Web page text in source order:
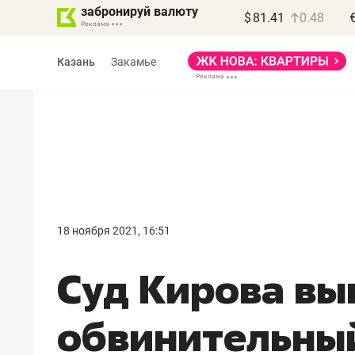
забронируй валюту $ 81.41 0.48
Казань Закамье
18 ноября 2021, 16:51
Суд Кирова
правил, бизнес может
потерять минимум